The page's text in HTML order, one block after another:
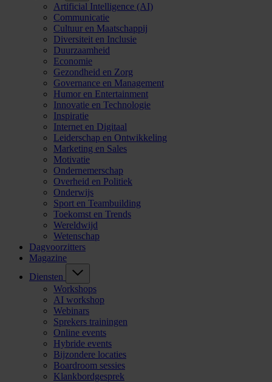
Artificial Intelligence (AI)
Communicatie
Cultuur en Maatschappij
Diversiteit en Inclusie
Duurzaamheid
Economie
Gezondheid en Zorg
Governance en Management
Humor en Entertainment
Innovatie en Technologie
Inspiratie
Internet en Digitaal
Leiderschap en Ontwikkeling
Marketing en Sales
Motivatie
Ondernemerschap
Overheid en Politiek
Onderwijs
Sport en Teambuilding
Toekomst en Trends
Wereldwijd
Wetenschap
Dagvoorzitters
Magazine
Diensten
Workshops
AI workshop
Webinars
Sprekers trainingen
Online events
Hybride events
Bijzondere locaties
Boardroom sessies
Klankbordgesprek